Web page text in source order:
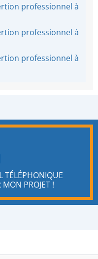
professionnel à
professionnel à
professionnel à
TÉLÉPHONIQUE
PROJET !